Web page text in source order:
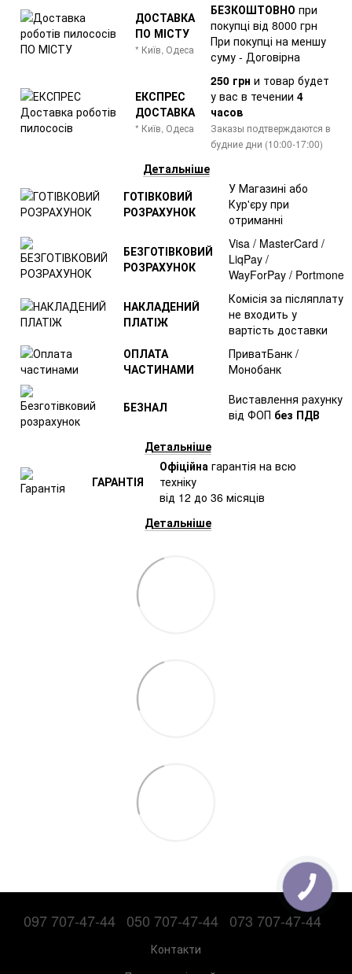
ДОСТАВКА
ПО МІСТУ
* Київ, Одеса
БЕЗКОШТОВНО при
покупці від 8000 грн
При покупці на меншу
суму - Договірна
ЕКСПРЕС
ДОСТАВКА
* Київ, Одеса
250 грн и товар будет
у вас в течении 4
часов
Заказы подтверждаются в
будние дни (10:00-17:00)
Детальніше
ГОТІВКОВИЙ
РОЗРАХУНОК
У Магазині або
Кур'єру при
отриманні
БЕЗГОТІВКОВИЙ
РОЗРАХУНОК
Visa / MasterCard /
LiqPay /
WayForPay / Portmone
НАКЛАДЕНИЙ
ПЛАТІЖ
Комісія за післяплату
не входить у
вартість доставки
ОПЛАТА
ЧАСТИНАМИ
ПриватБанк /
Монобанк
БЕЗНАЛ
Виставлення рахунку
від ФОП без ПДВ
Детальніше
ГАРАНТІЯ
Офіційна гарантія на всю
техніку
від 12 до 36 місяців
Детальніше
097 707-47-44 050 707-47-44 073 707-47-44
Контакти